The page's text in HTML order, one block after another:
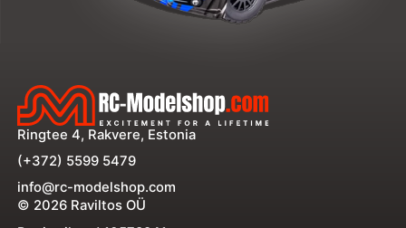
Ringtee 4, Rakvere, Estonia
(+372) 5599 5479
info@rc-modelshop.com
© 2026 Raviltos OÜ